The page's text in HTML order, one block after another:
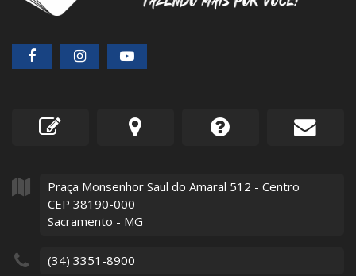
Praça Monsenhor Saul do Amaral 512 - Centro
CEP 38190-000
Sacramento - MG
(34) 3351-8900